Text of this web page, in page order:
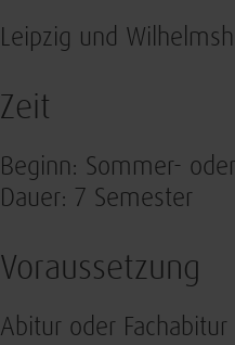
Leipzig und
Zeit
Beginn: Sommer-
Dauer: 7 Semester
Voraussetzung
Abitur oder